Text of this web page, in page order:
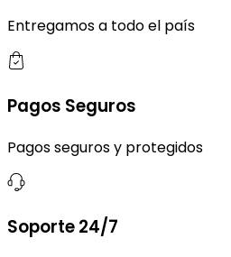
Entregamos a todo el país
Pagos Seguros
Pagos seguros y protegidos
Soporte 24/7